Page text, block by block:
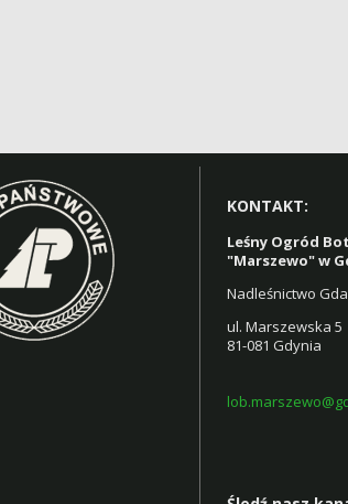
KONTAKT:
Leśny Ogród
"Marszewo" w
Nadleśnictwo
ul. Marszewska 5
81-081 Gdynia